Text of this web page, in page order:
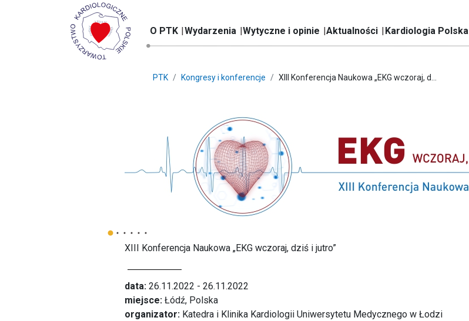
O PTK Wydarzenia Wytyczne i opinie Aktualności Kardiologia Polska
PTK Kongresy i konferencje XIII Konferencja Naukowa „EKG wczoraj, d...
XIII Konferencja Naukowa „EKG wczoraj, dziś i jutro”
data: 26.11.2022 - 26.11.2022
miejsce: Łódź, Polska
organizator: Katedra i Klinika Kardiologii Uniwersytetu Medycznego w Łodzi